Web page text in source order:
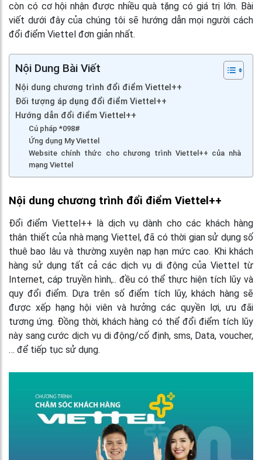
còn có cơ hội nhận được nhiều quà tặng có giá trị lớn. Bài
viết dưới đây của chúng tôi sẽ hướng dẫn mọi người cách
đổi điểm Viettel đơn giản nhất.
Nội Dung Bài Viết
Nội dung chương trình đổi điểm Viettel++
Đối tượng áp dụng đổi điểm Viettel++
Hướng dẫn đổi điểm Viettel++
Cú pháp *098#
Ứng dụng My Viettel
Website chính thức cho chương trình Viettel++ của nhà
mạng Viettel
Nội dung chương trình đổi điểm Viettel++
Đổi điểm Viettel++ là dịch vụ dành cho các khách hàng
thân thiết của nhà mạng Viettel, đã có thời gian sử dụng số
thuê bao lâu và thường xuyên nạp hạn mức cao. Khi khách
hàng sử dụng tất cả các dịch vụ di động của Viettel từ
Internet, cáp truyền hình,.. đều có thể thực hiện tích lũy và
quy đổi điểm. Dựa trên số điểm tích lũy, khách hàng sẽ
được xếp hạng hội viên và hưởng các quyền lợi, ưu đãi
tương ứng. Đồng thời, khách hàng có thể đổi điểm tích lũy
này sang cước dịch vụ di động/cố định, sms, Data, voucher,
… để tiếp tục sử dụng.